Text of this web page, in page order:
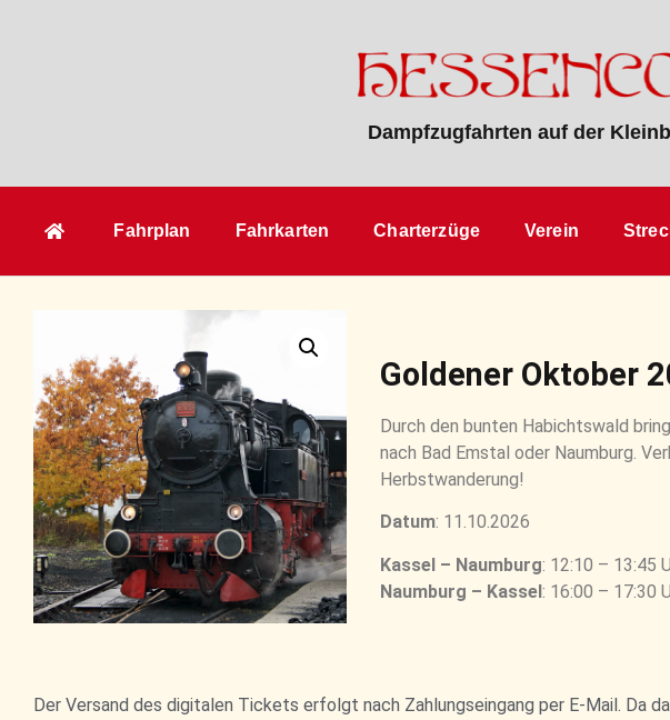
Dampfzugfahrten auf der
Fahrplan Fahrkarten Charterzüge Verein
Goldener Oktober
Durch den bunten Habichtswald
nach Bad Emstal oder Naumburg.
Herbstwanderung!
Datum: 11.10.2026
Kassel – Naumburg: 12:10 – 13:45
Naumburg – Kassel: 16:00 – 17:30
Der Versand des digitalen Tickets erfolgt nach Zahlungseingang per E-Mail. Da